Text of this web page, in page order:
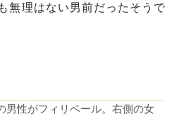
無理はない男前だったそうで
男性がフィリベール。右側の女